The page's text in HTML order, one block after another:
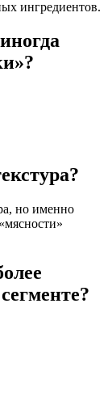
ингредиентов.
но именно